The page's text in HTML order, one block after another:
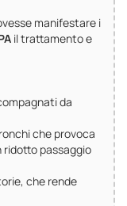
manifestare i
il trattamento e
da
che provoca
passaggio
che rende